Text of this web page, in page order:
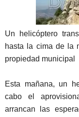
Un helicóptero
hasta la cima de la
propiedad municipal
Esta mañana, un
cabo el
arrancan las